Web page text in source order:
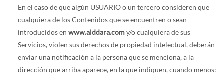
En el caso de que algún USUARIO o un tercero consideren que
cualquiera de los Contenidos que se encuentren o sean
introducidos en www.alddara.comy/o cualquiera de sus
Servicios, violen sus derechos de propiedad intelectual, deberán
enviar una notificación a la persona que se menciona, a la
dirección que arriba aparece, en la que indiquen, cuando menos: